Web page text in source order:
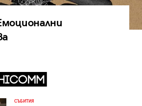
СЪБИТИЯ